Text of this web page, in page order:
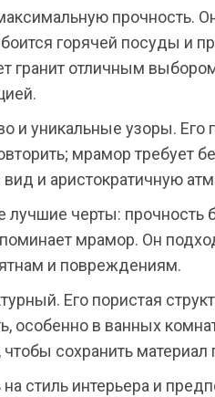
прочность.
горячей посуды и
гранит отличным
и уникальные узоры. Его
мрамор требует
и аристократичную
лучшие черты: прочность
мрамор. Он
и повреждениям.
Его пористая
особенно в ванных
сохранить материал
стиль интерьера и